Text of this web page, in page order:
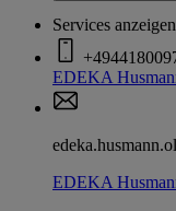
Services anzeigen
EDEKA
EDEKA